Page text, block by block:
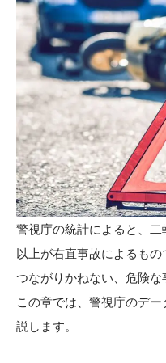
警視庁の統計によると、
以上が右直事故によるも
つながりかねない、危険な
この章では、警視庁のデ
説します。